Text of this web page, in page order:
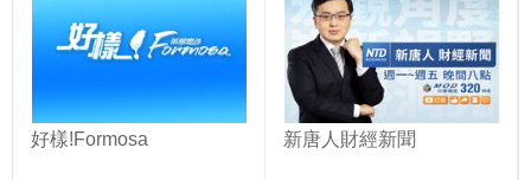
好樣!Formosa 新唐人財經新聞